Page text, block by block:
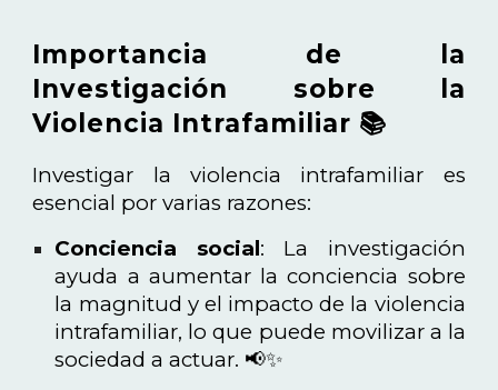
Importancia de la
Investigación sobre la
Violencia Intrafamiliar 📚
Investigar la violencia intrafamiliar es
esencial por varias razones:
Conciencia social: La investigación
ayuda a aumentar la conciencia sobre
la magnitud y el impacto de la violencia
intrafamiliar, lo que puede movilizar a la
sociedad a actuar. 📢✨